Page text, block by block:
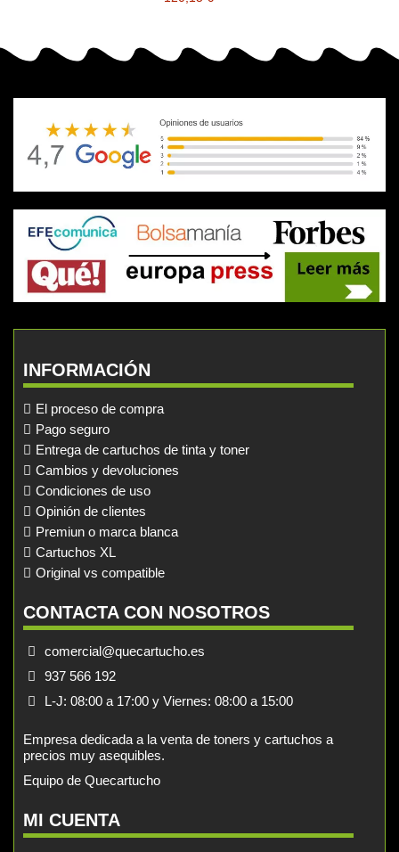
INFORMACIÓN
El proceso de compra
Pago seguro
Entrega de cartuchos de tinta y toner
Cambios y devoluciones
Condiciones de uso
Opinión de clientes
Premiun o marca blanca
Cartuchos XL
Original vs compatible
CONTACTA CON NOSOTROS
comercial@quecartucho.es
937 566 192
L-J: 08:00 a 17:00 y Viernes: 08:00 a 15:00
Empresa dedicada a la venta de toners y cartuchos a
precios muy asequibles.
Equipo de Quecartucho
MI CUENTA